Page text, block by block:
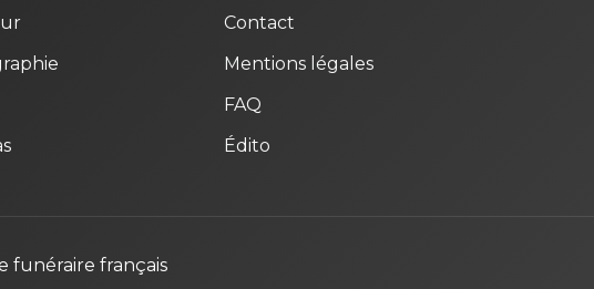
Contact
Mentions légales
FAQ
Édito
funéraire français